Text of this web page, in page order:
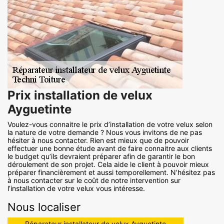
Prix installation de velux
Ayguetinte
Voulez-vous connaitre le prix d’installation de votre velux selon
la nature de votre demande ? Nous vous invitons de ne pas
hésiter à nous contacter. Rien est mieux que de pouvoir
effectuer une bonne étude avant de faire connaitre aux clients
le budget qu’ils devraient préparer afin de garantir le bon
déroulement de son projet. Cela aide le client à pouvoir mieux
préparer financièrement et aussi temporellement. N’hésitez pas
à nous contacter sur le coût de notre intervention sur
l’installation de votre velux vous intéresse.
Nous localiser